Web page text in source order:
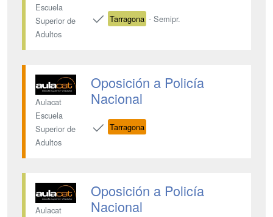
Escuela
Superior de
Adultos
Tarragona - Semipr.
Aulacat
Escuela
Superior de
Adultos
Oposición a Policía
Nacional
Tarragona
Aulacat
Oposición a Policía
Nacional